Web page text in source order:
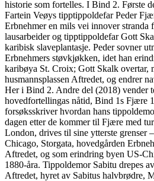
historie som fortelles. I Bind 2. Første
Fartein Veøys tipptippoldefar Peder
Erbnehmer en mils vei innover
lausarbeider og tipptippoldefar Gott
karibisk slaveplantasje. Peder sovner
Erbnehmers støvkjøkken, idet han
karibøya St. Croix; Gott Skalk overtar,
husmannsplassen Aftredet, og endrer
Her i Bind 2. Andre del (2018) vender
hovedfortellingas nåtid, Bind 1s Fjære
forsøksskriver hvordan hans
dagen etter de kommer til Fjære med
London, drives til sine ytterste grenser
Chicago, Storgata, hovedgården
Aftredet, og som erindring byen US-
1880-åra. Tippoldemor Sabitu drepes
Aftredet, hyret av Sabitus halvbrødre,